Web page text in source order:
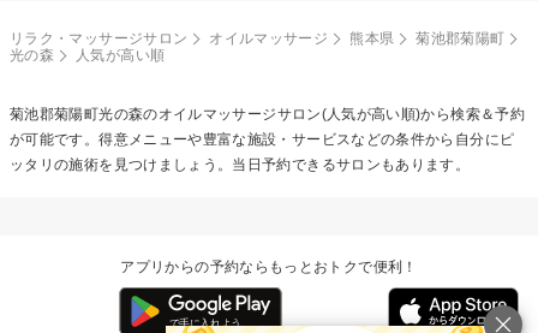
リラク・マッサージサロン オイルマッサージ 熊本県
菊池郡菊陽町
光の森
人気が高い順
菊池郡菊陽町光の森のオイルマッサージサロン(人気が高い順)から検索＆予約
が可能です。得意メニューや豊富な施設・サービスなどの条件から自分にピ
ッタリの施術を見つけましょう。当日予約できるサロンもあります。
アプリからの予約ならもっとおトクで便利！